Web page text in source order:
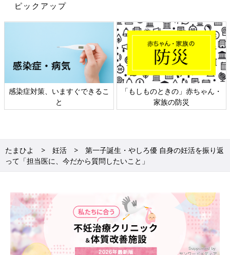
ピックアップ
感染症対策、いますぐできるこ
と
「もしものときの」赤ちゃん・
家族の防災
たまひよ 妊活
第一子誕生・やしろ優 自身の妊活を振り返
って「担当医に、今だから質問したいこと」